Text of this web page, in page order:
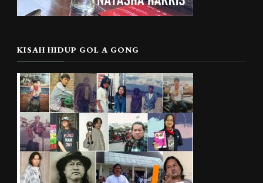
KISAH HIDUP GOL A GONG